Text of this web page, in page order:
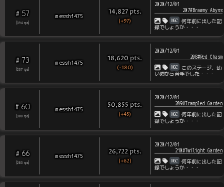
# 57
[394 rps
messhi475 14,827 pts.
(+97)
2020/12/01
207#Brawny Abyss
NGC
何年前に出した記
録でしょうか・・・
# 73
[237 rps
messhi475 18,620 pts.
(-180)
2020/12/01
208#Red Chasm
NGC
このステージ、幼
い頃から苦手でした・・・
# 60
[380 rps
messhi475 50,855 pts.
(+45)
2020/12/01
209#Trampled Garden
NGC
何年前に出した記
録でしょうか・・・
# 66
[283 rps
messhi475 26,722 pts.
(+62)
2020/12/01
210#Twilight Garden
NGC
何年前に出した記
録でしょうか・・・